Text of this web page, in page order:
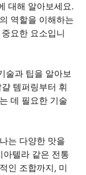
대해 알아보세요.
역할을 이해하는
요한 요소입니
술과 팁을 알아보
템퍼링부터 휘
데 필요한 기술
는 다양한 맛을
텔라 같은 전통
인 조합까지, 미